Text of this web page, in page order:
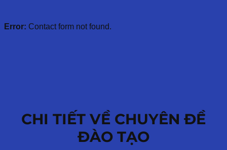
Error: Contact form not found.
CHI TIẾT VỀ CHUYÊN ĐỀ
ĐÀO TẠO